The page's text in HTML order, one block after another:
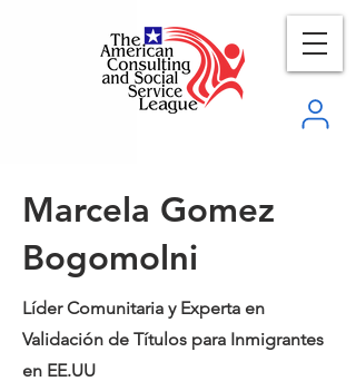
Marcela Gomez
Bogomolni
Líder Comunitaria y Experta en
Validación de Títulos para Inmigrantes
en EE.UU